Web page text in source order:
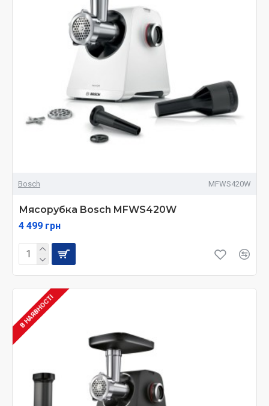
Bosch MFWS420W
Мясорубка Bosch MFWS420W
4 499 грн
В НАЯВНОСТІ